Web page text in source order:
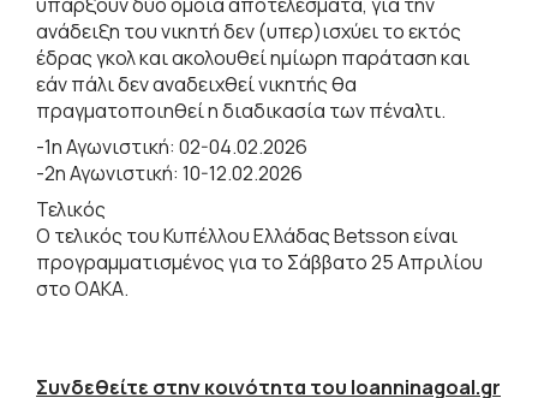
ανάδειξη του νικητή δεν (υπερ)ισχύει το εκτός
έδρας γκολ και ακολουθεί ημίωρη παράταση και
εάν πάλι δεν αναδειχθεί νικητής θα
πραγματοποιηθεί η διαδικασία των πέναλτι.
-1η Αγωνιστική: 02-04.02.2026
-2η Αγωνιστική: 10-12.02.2026
Τελικός
Ο τελικός του Κυπέλλου Ελλάδας Betsson είναι
προγραμματισμένος για το Σάββατο 25 Απριλίου
στο ΟΑΚΑ.
Συνδεθείτε στην κοινότητα του Ioanninagoal.gr